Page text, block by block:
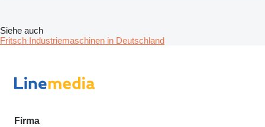
Siehe auch
Fritsch Industriemaschinen in Deutschland
Firma